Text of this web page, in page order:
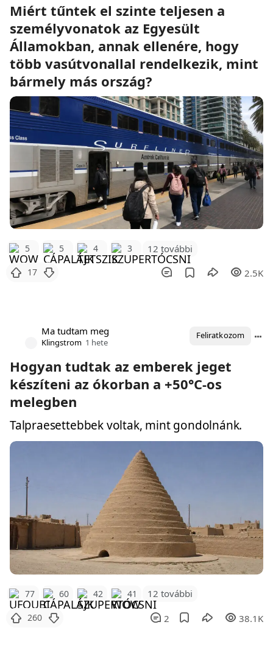
Miért tűntek el szinte teljesen a
személyvonatok az Egyesült
Államokban, annak ellenére, hogy
több vasútvonallal rendelkezik, mint
bármely más ország?
5 5 4 3 12 további
17 2.5K
Ma tudtam meg
Klingstrom 1 hete
Feliratkozom
Hogyan tudtak az emberek jeget
készíteni az ókorban a +50°C-os
melegben
Talpraesettebbek voltak, mint gondolnánk.
77 60 42 41 12 további
260 2 38.1K